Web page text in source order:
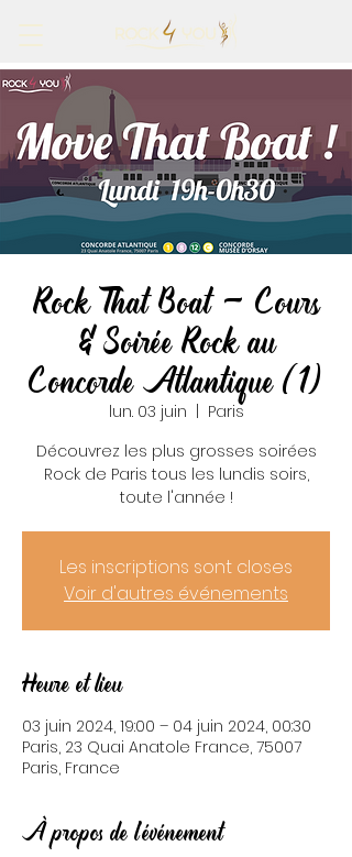
Rock That Boat - Cours
& Soirée Rock au
Concorde Atlantique (1)
lun. 03 juin
Paris
Découvrez les plus grosses soirées
Rock de Paris tous les lundis soirs,
toute l'année !
Les inscriptions sont closes
Voir d'autres événements
Heure et lieu
03 juin 2024, 19:00 – 04 juin 2024, 00:30
Paris, 23 Quai Anatole France, 75007
Paris, France
À propos de l'événement